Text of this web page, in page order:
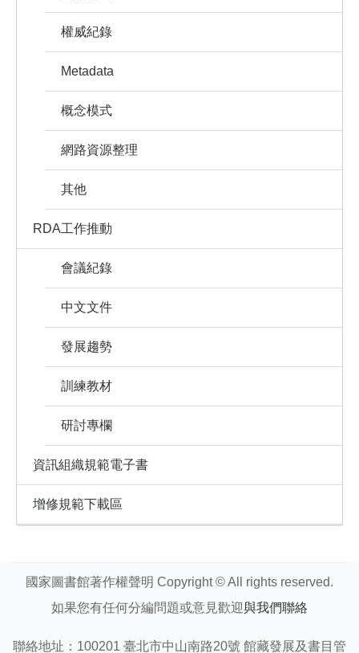
權威紀錄
Metadata
概念模式
網路資源整理
其他
RDA工作推動
會議紀錄
中文文件
發展趨勢
訓練教材
研討專欄
資訊組織規範電子書
增修規範下載區
國家圖書館著作權聲明 Copyright © All rights reserved.
如果您有任何分編問題或意見歡迎與我們聯絡
聯絡地址：100201 臺北市中山南路20號 館藏發展及書目管